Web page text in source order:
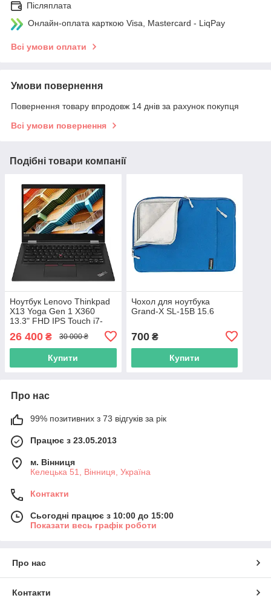
Післяплата
Онлайн-оплата карткою Visa, Mastercard - LiqPay
Всі умови оплати
Умови повернення
Повернення товару впродовж 14 днів за рахунок покупця
Всі умови повернення
Подібні товари компанії
Ноутбук Lenovo Thinkpad
X13 Yoga Gen 1 X360
13.3" FHD IPS Touch i7-
10610U 16GB SSD512GB
Intel UHD Graphics
26 400 ₴ 30 000 ₴
Купити
Чохол для ноутбука
Grand-X SL-15B 15.6
700₴
Купити
Про нас
99% позитивних з 73 відгуків за рік
Працює з 23.05.2013
м. Вінниця
Келецька 51, Вінниця, Україна
Контакти
Сьогодні працює з 10:00 до 15:00
Показати весь графік роботи
Про нас
Контакти